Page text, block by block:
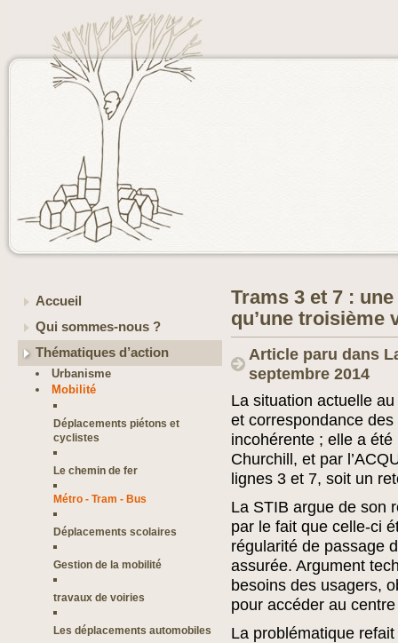
Accueil
Qui sommes-nous ?
Thématiques d’action
Urbanisme
Mobilité
Déplacements piétons et
cyclistes
Le chemin de fer
Métro - Tram - Bus
Déplacements scolaires
Gestion de la mobilité
travaux de voiries
Les déplacements automobiles
Trams 3 et 7 :
qu’une troisième
Article paru dans
septembre 2014
La situation actuelle
et correspondance
incohérente ; elle a
Churchill, et par
lignes 3 et 7, soit un
La STIB argue de son
par le fait que celle-ci
régularité de passage
assurée. Argument
besoins des usagers,
pour accéder au
La problématique refait